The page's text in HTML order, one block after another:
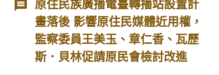
原住民族廣播電臺轉播站設置計
畫落後 影響原住民媒體近用權，
監察委員王美玉、章仁香、瓦歷
斯．貝林促請原民會檢討改進